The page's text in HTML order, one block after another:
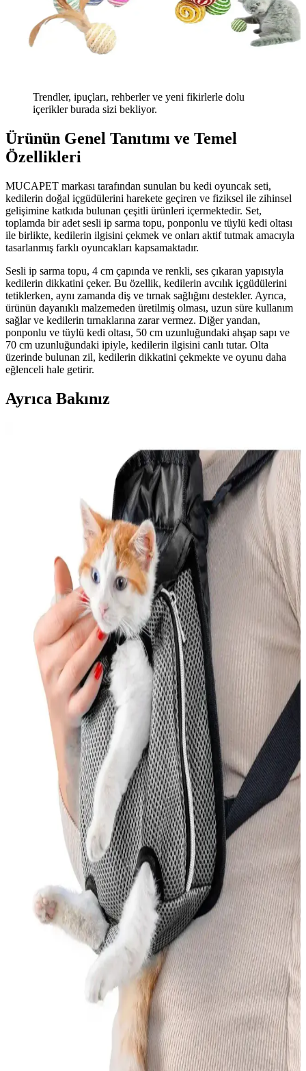
Trendler, ipuçları, rehberler ve yeni fikirlerle dolu
içerikler burada sizi bekliyor.
Ürünün Genel Tanıtımı ve Temel
Özellikleri
MUCAPET markası tarafından sunulan bu kedi oyuncak seti,
kedilerin doğal içgüdülerini harekete geçiren ve fiziksel ile zihinsel
gelişimine katkıda bulunan çeşitli ürünleri içermektedir. Set,
toplamda bir adet sesli ip sarma topu, ponponlu ve tüylü kedi oltası
ile birlikte, kedilerin ilgisini çekmek ve onları aktif tutmak amacıyla
tasarlanmış farklı oyuncakları kapsamaktadır.
Sesli ip sarma topu, 4 cm çapında ve renkli, ses çıkaran yapısıyla
kedilerin dikkatini çeker. Bu özellik, kedilerin avcılık içgüdülerini
tetiklerken, aynı zamanda diş ve tırnak sağlığını destekler. Ayrıca,
ürünün dayanıklı malzemeden üretilmiş olması, uzun süre kullanım
sağlar ve kedilerin tırnaklarına zarar vermez. Diğer yandan,
ponponlu ve tüylü kedi oltası, 50 cm uzunluğundaki ahşap sapı ve
70 cm uzunluğundaki ipiyle, kedilerin ilgisini canlı tutar. Olta
üzerinde bulunan zil, kedilerin dikkatini çekmekte ve oyunu daha
eğlenceli hale getirir.
Ayrıca Bakınız
Kediler için şehir yaşamında güvenlik ve konfor sağlayan ürünler,
özellikle kedi evleri ve tırmalama tahtaları, kedilerin sağlıklı ve
mutlu kalmasını sağlar.
En İyi Kedi Oyuncakları: Güvenli ve Eğlenceli
Seçenekler ile Kedinizin Mutluluğu
Kedinizin sağlığı ve mutluluğu için doğru oyuncakları seçin.
Güvenlik ve eğlenceyi bir arada sunan ürünlerle kedinizin enerjisini
atmasını sağlayın.
Kedi Korkuluğu Nedir ve Evde Güvenliği Sağlamak
İçin Nasıl Kullanılır
Kedi korkuluğu, kedilerin güvenliğini sağlayan ve evde düzeni
koruyan pratik çözümler olup, farklı malzemeler ve kullanım
alanlarıyla kedilerin özgürlüğünü kısıtlamadan güvenliği sağlar.
Yerli Kedi Mamaları: Ekonomik ve Güvenilir
Seçenekler Türkiye’de Üretilen Ürünler
Türkiye’de üretilen yerli kedi mamaları uygun fiyatlı ve kaliteli
seçenekler sunar. Kedinizin ihtiyaçlarına uygun ürünleri seçmek için
içerik ve protein oranlarına dikkat edin.
Kedi Tüy Dökmesini Azaltmak İçin Etkili İlaçlar ve
Güvenilir Yöntemler
Kedi tüy dökmesini azaltmak için veteriner onaylı ürünler, doğal
çözümler ve düzenli bakım önerileri hakkında bilgi edinin.
MEO Kedi Maması Ton Balık ve Deniz Taragı
İçeriğiyle Sağlıklı Beslenme Seçenekleri
MEO'nun ton balık ve deniz taragı içeren kedi mamaları, doğal ve
kaliteli içerikleriyle kedilerin sağlıklı gelişimini destekler, parlak tüy
ve güçlü bağışıklık sağlar.
Somon İçeriği Zengin Yavru Kedi Mamaları:
Sağlıklı ve Lezzetli Seçenekler
Yavru kedinizin sağlıklı büyümesi ve gelişimi için somon içeriği
zengin, doğal ve besleyici yavru kedi mamalarını tercih edin.
Omega-3 ve protein açısından yüksek içeriklerle kedinizin yaşam